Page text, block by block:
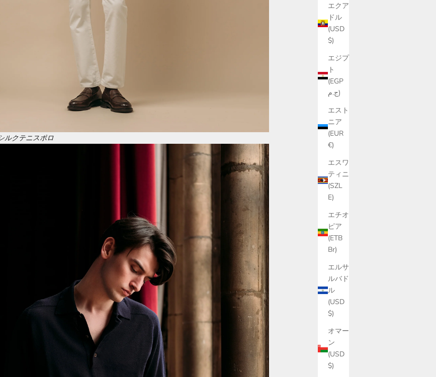
エクア
ドル
(USD
$)
エジプ
ト
(EGP
ج.م)
エスト
ニア
(EUR
€)
エスワ
ティニ
(SZL
E)
エチオ
ピア
(ETB
Br)
エルサ
ルバド
ル
(USD
$)
オマー
ン
(USD
$)
ルクテニスポロ